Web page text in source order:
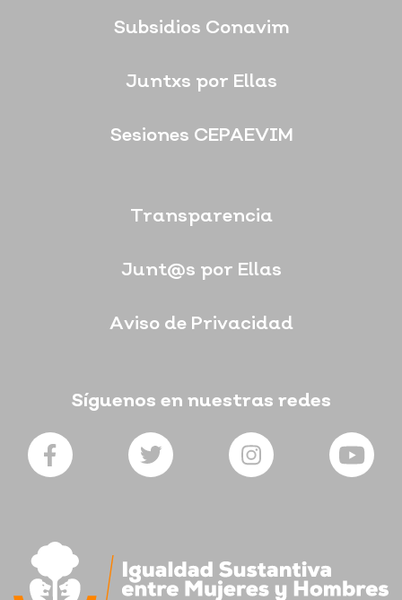
Subsidios Conavim
Juntxs por Ellas
Sesiones CEPAEVIM
Transparencia
Junt@s por Ellas
Aviso de Privacidad
Síguenos en nuestras redes